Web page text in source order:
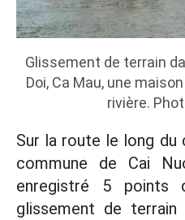
Glissement de terrain
Doi, Ca Mau, une
rivière.
Sur la route le long du
commune de Cai
enregistré 5 points
glissement de